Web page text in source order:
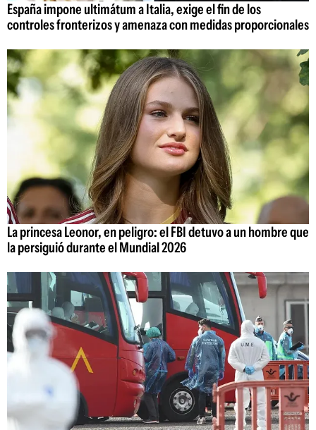
España impone ultimátum a Italia, exige el fin de los
controles fronterizos y amenaza con medidas proporcionales
La princesa Leonor, en peligro: el FBI detuvo a un hombre que
la persiguió durante el Mundial 2026